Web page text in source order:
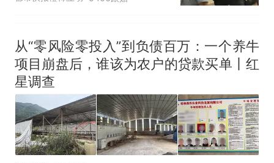
拒绝登机决定由航司作
改签但没兑现
从“零风险零投入”到负债百万：一个养牛
项目崩盘后，谁该为农户的贷款买单丨红
星调查